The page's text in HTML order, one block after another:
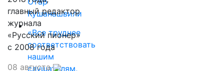
Кушанашвили
«Все труднее
соответствовать
нашим
слушателям,
главный редактор
журнала
«Русский пионер»
с 2008 года
08 августа